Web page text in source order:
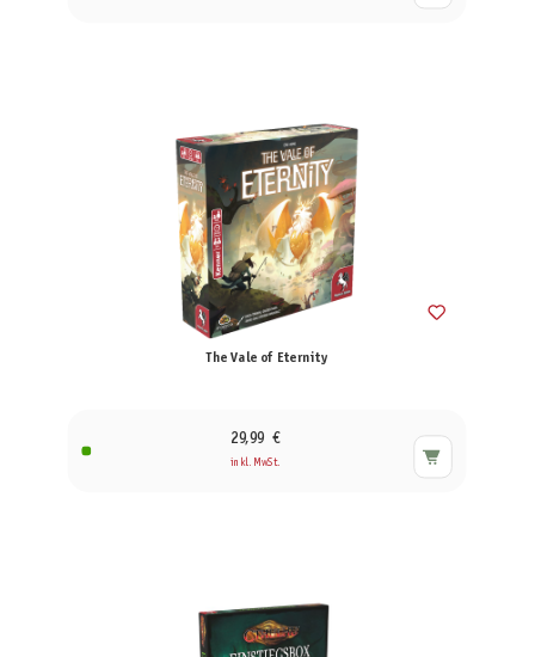
The Vale of Eternity
29,99 €
inkl. MwSt.